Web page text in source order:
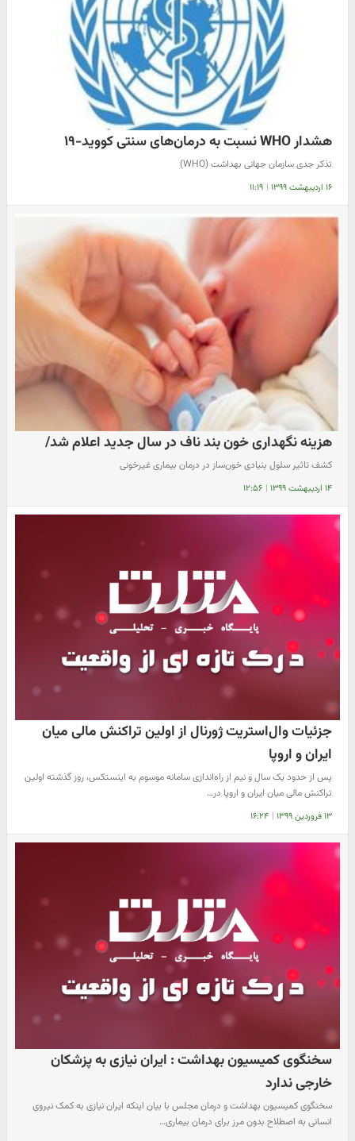
هشدار WHO نسبت به درمان‌های سنتی کووید-۱۹
تذکر جدی سازمان جهانی بهداشت (WHO)
۱۶ اردیبهشت ۱۳۹۹ | ۱۱:۱۹
هزینه نگهداری خون بند ناف در سال جدید اعلام شد/
کشف تاثیر سلول‌ بنیادی خون‌ساز در درمان بیماری‌ غیرخونی
۱۴ اردیبهشت ۱۳۹۹ | ۱۲:۵۶
جزئیات وال‌استریت ژورنال از اولین تراکنش مالی میان
ایران و اروپا
پس از حدود یک سال و نیم از راه‌اندازی سامانه موسوم به اینستکس، روز گذشته اولین
تراکنش مالی میان ایران و اروپا در…
۱۳ فروردین ۱۳۹۹ | ۱۶:۲۴
سخنگوی کمیسیون بهداشت : ایران نیازی به پزشکان
خارجی ندارد
سخنگوی کمیسیون بهداشت و درمان مجلس با بیان اینکه ایران نیازی به کمک نیروی
انسانی به اصطلاح بدون مرز برای درمان بیماری…